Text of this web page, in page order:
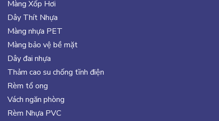
Màng Xốp Hơi
Dây Thít Nhựa
Màng nhựa PET
Màng bảo vệ bề mặt
Dây đai nhựa
Thảm cao su chống tĩnh điện
Rèm tổ ong
Vách ngăn phòng
Rèm Nhựa PVC